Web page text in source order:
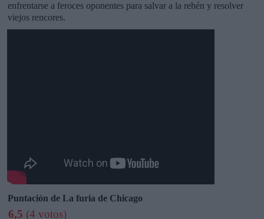
enfrentarse a feroces oponentes para salvar a la rehén y resolver
viejos rencores.
Puntación de La furia de Chicago
6,5 (4 votos)